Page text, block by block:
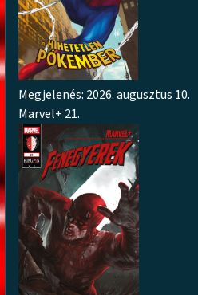
Megjelenés: 2026. augusztus 10.
Marvel+ 21.